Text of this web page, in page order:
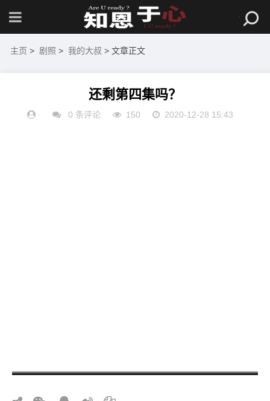
主页 > 剧照 > 我的大叔 > 文章正文
还剩第四集吗？
0 条评论 150 2020-12-28 15:43